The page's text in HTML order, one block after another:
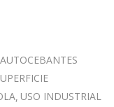
USO INDUSTRIAL